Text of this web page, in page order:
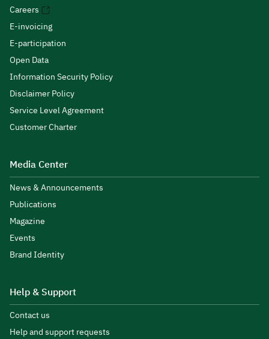
Careers
E-invoicing
E-participation
Open Data
Information Security Policy
Disclaimer Policy
Service Level Agreement
Customer Charter
Media Center
News & Announcements
Publications
Magazine
Events
Brand Identity
Help & Support
Contact us
Help and support requests